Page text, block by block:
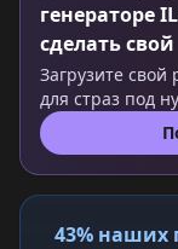
генераторе
сделать свой
Загрузите свой
для страз под
43% наших